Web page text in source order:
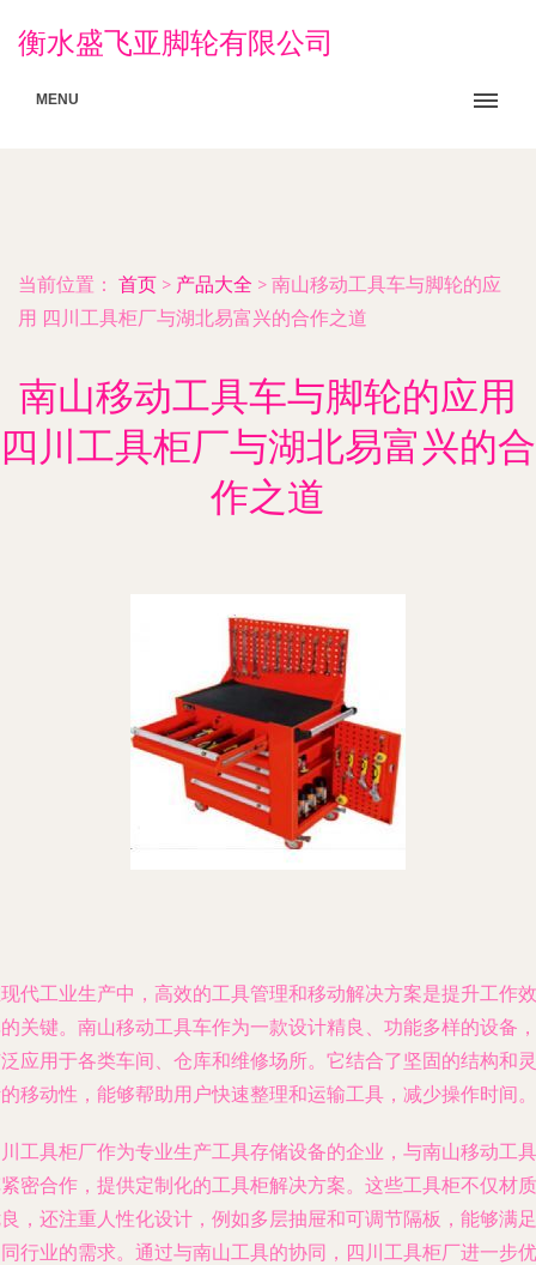
衡水盛飞亚脚轮有限公司
MENU
当前位置： 首页 > 产品大全 > 南山移动工具车与脚轮的应
用 四川工具柜厂与湖北易富兴的合作之道
南山移动工具车与脚轮的应用
四川工具柜厂与湖北易富兴的合
作之道
代工业生产中，高效的工具管理和移动解决方案是提升工作效
关键。南山移动工具车作为一款设计精良、功能多样的设备，
应用于各类车间、仓库和维修场所。它结合了坚固的结构和灵
移动性，能够帮助用户快速整理和运输工具，减少操作时间。
工具柜厂作为专业生产工具存储设备的企业，与南山移动工具
密合作，提供定制化的工具柜解决方案。这些工具柜不仅材质
，还注重人性化设计，例如多层抽屉和可调节隔板，能够满足
行业的需求。通过与南山工具的协同，四川工具柜厂进一步优